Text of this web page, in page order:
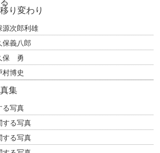
り変わり
源次郎利雄
保義八郎
保 勇
村博史
集
る写真
する写真
する写真